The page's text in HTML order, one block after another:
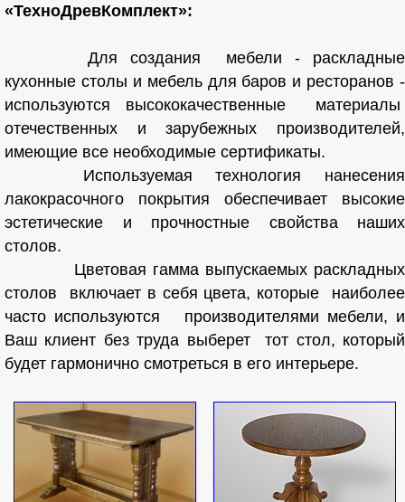
«ТехноДревКомплект»:
Для создания мебели - раскладные
кухонные столы и мебель для баров и ресторанов -
используются высококачественные материалы
отечественных и зарубежных производителей,
имеющие все необходимые сертификаты.
Используемая технология нанесения
лакокрасочного покрытия обеспечивает высокие
эстетические и прочностные свойства наших
столов.
Цветовая гамма выпускаемых раскладных
столов включает в себя цвета, которые наиболее
часто используются производителями мебели, и
Ваш клиент без труда выберет тот стол, который
будет гармонично смотреться в его интерьере.